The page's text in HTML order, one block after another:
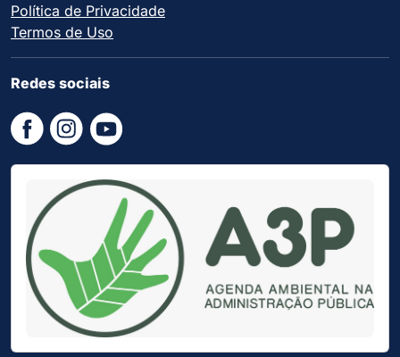
Política de Privacidade
Termos de Uso
Redes sociais